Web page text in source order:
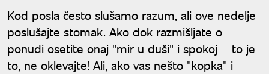
Kod posla često slušamo razum, ali ove nedelje
poslušajte stomak. Ako dok razmišljate o
ponudi osetite onaj "mir u duši" i spokoj – to je
to, ne oklevajte! Ali, ako vas nešto "kopka" i